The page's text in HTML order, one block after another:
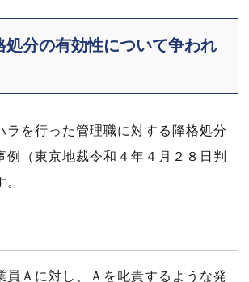
処分の有効性について争われ
ラを行った管理職に対する降格処分
例（東京地裁令和４年４月２８日判
員Ａに対し、Ａを叱責するような発